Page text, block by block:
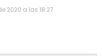
2020 a las 18:27